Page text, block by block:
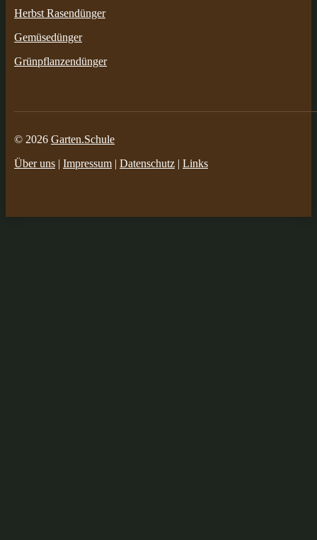
Herbst Rasendünger
Gemüsedünger
Grünpflanzendünger
© 2026 Garten.Schule
Über uns | Impressum | Datenschutz | Links